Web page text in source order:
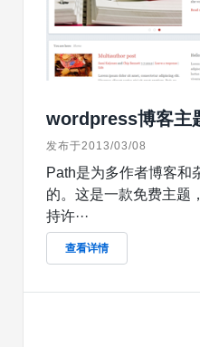
wordpress博客主
发布于2013/03/08
Path是为多作者博客和
的。这是一款免费主题
持许···
查看详情